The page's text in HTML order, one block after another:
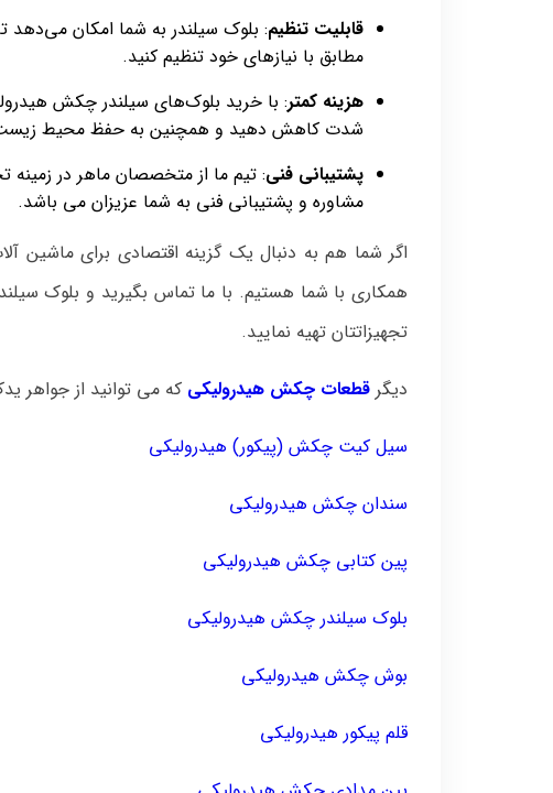
قابلیت تنظیم: بلوک سیلندر به شما امکان می‌دهد
مطابق با نیازهای خود تنظیم کنید.
هزینه کمتر: با خرید بلوک‌های سیلندر چکش
شدت کاهش دهید و همچنین به حفظ محیط
پشتیبانی فنی: تیم ما از متخصصان ماهر در زمینه
مشاوره و پشتیبانی فنی به شما عزیزان می باشد.
اگر شما هم به دنبال یک گزینه اقتصادی برای ماشین
همکاری با شما هستیم. با ما تماس بگیرید و بلوک
تجهیزاتتان تهیه نمایید.
دیگر قطعات چکش هیدرولیکی که می توانید از جواهر
سیل کیت چکش (پیکور) هیدرولیکی
سندان چکش هیدرولیکی
پین کتابی چکش هیدرولیکی
بلوک سیلندر چکش هیدرولیکی
بوش چکش هیدرولیکی
قلم پیکور هیدرولیکی